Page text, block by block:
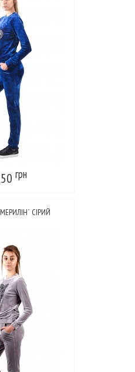
грн
СІРИЙ